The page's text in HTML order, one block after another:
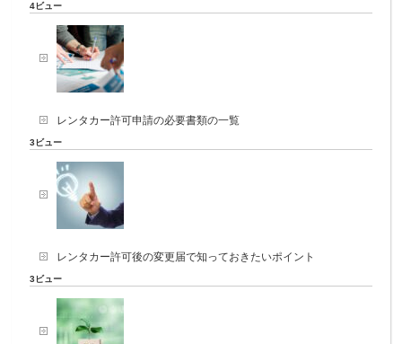
4ビュー
レンタカー許可申請の必要書類の一覧
3ビュー
レンタカー許可後の変更届で知っておきたいポイント
3ビュー